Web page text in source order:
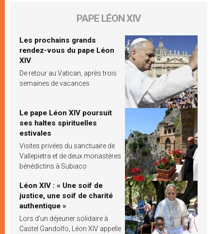
PAPE LÉON XIV
Les prochains grands
rendez-vous du pape Léon
XIV
De retour au Vatican, après trois
semaines de vacances
Le pape Léon XIV poursuit
ses haltes spirituelles
estivales
Visites privées du sanctuaire de
Vallepietra et de deux monastères
bénédictins à Subiaco
Léon XIV : « Une soif de
justice, une soif de charité
authentique »
Lors d’un déjeuner solidaire à
Castel Gandolfo, Léon XIV appelle